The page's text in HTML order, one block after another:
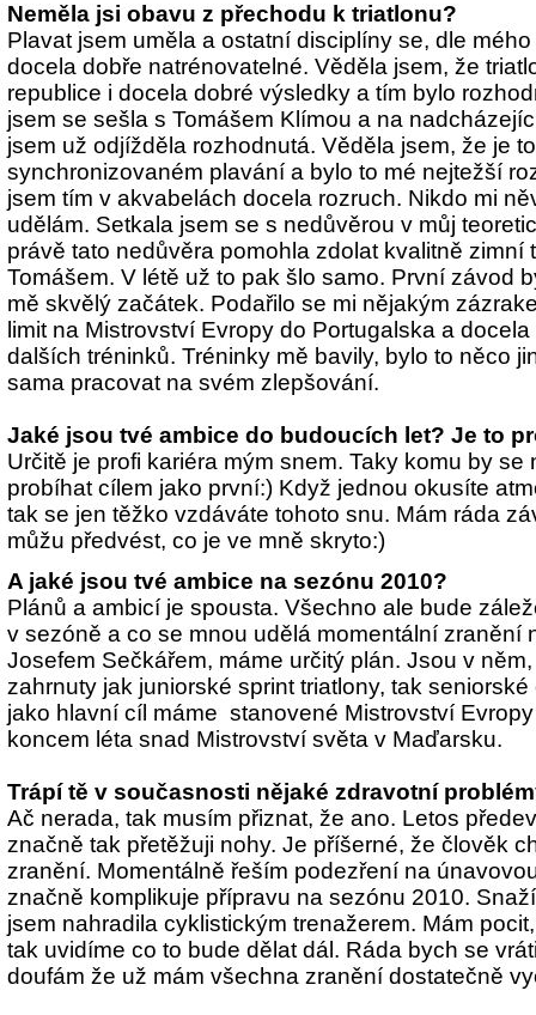
Neměla jsi obavu z přechodu k triatlonu?
Plavat jsem uměla a ostatní disciplíny se, dle
docela dobře natrénovatelné. Věděla jsem, že
republice i docela dobré výsledky a tím bylo
jsem se sešla s Tomášem Klímou a na
jsem už odjížděla rozhodnutá. Věděla jsem, že je
synchronizovaném plavání a bylo to mé nejtežší
jsem tím v akvabelách docela rozruch. Nikdo mi
udělám. Setkala jsem se s nedůvěrou v můj
právě tato nedůvěra pomohla zdolat kvalitně zimní
Tomášem. V létě už to pak šlo samo. První závod
mě skvělý začátek. Podařilo se mi nějakým
limit na Mistrovství Evropy do Portugalska a
dalších tréninků. Tréninky mě bavily, bylo to něco
sama pracovat na svém zlepšování.
Jaké jsou tvé ambice do budoucích let? Je to
Určitě je profi kariéra mým snem. Taky komu by
probíhat cílem jako první:) Když jednou okusíte
tak se jen těžko vzdáváte tohoto snu. Mám ráda
můžu předvést, co je ve mně skryto:)
A jaké jsou tvé ambice na sezónu 2010?
Plánů a ambicí je spousta. Všechno ale bude
v sezóně a co se mnou udělá momentální zranění
Josefem Sečkářem, máme určitý plán. Jsou v
zahrnuty jak juniorské sprint triatlony, tak
jako hlavní cíl máme stanovené Mistrovství
koncem léta snad Mistrovství světa v Maďarsku.
Trápí tě v současnosti nějaké zdravotní
Ač nerada, tak musím přiznat, že ano. Letos
značně tak přetěžuji nohy. Je příšerné, že člověk
zranění. Momentálně řeším podezření na
značně komplikuje přípravu na sezónu 2010.
jsem nahradila cyklistickým trenažerem. Mám
tak uvidíme co to bude dělat dál. Ráda bych se
doufám že už mám všechna zranění dostatečně